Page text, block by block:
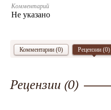
Комментарий
Не указано
Комментарии (0) Рецензии (0)
Рецензии (0)